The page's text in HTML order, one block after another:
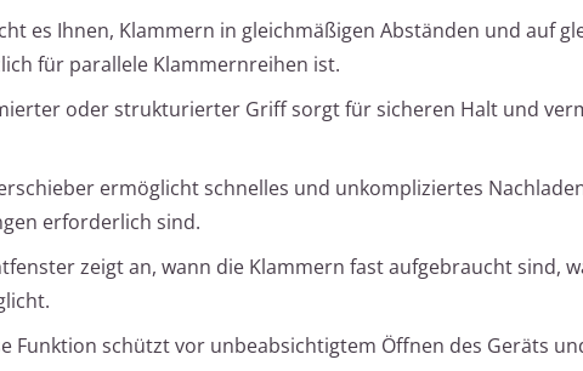
es Ihnen, Klammern in gleichmäßigen Abständen und auf
für parallele Klammernreihen ist.
oder strukturierter Griff sorgt für sicheren Halt und
ermöglicht schnelles und unkompliziertes
erforderlich sind.
zeigt an, wann die Klammern fast aufgebraucht sind,
Funktion schützt vor unbeabsichtigtem Öffnen des Geräts